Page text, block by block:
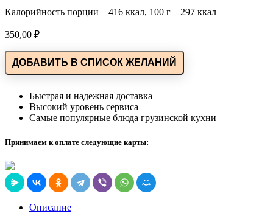
Калорийность порции – 416 ккал, 100 г – 297 ккал
350,00 ₽
ДОБАВИТЬ В СПИСОК ЖЕЛАНИЙ
Быстрая и надежная доставка
Высокий уровень сервиса
Самые популярные блюда грузинской кухни
Принимаем к оплате следующие карты:
Описание